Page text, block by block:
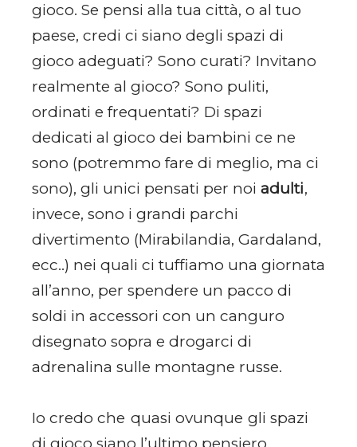
gioco. Se pensi alla tua città, o al tuo
paese, credi ci siano degli spazi di
gioco adeguati? Sono curati? Invitano
realmente al gioco? Sono puliti,
ordinati e frequentati? Di spazi
dedicati al gioco dei bambini ce ne
sono (potremmo fare di meglio, ma ci
sono), gli unici pensati per noi adulti,
invece, sono i grandi parchi
divertimento (Mirabilandia, Gardaland,
ecc..) nei quali ci tuffiamo una giornata
all’anno, per spendere un pacco di
soldi in accessori con un canguro
disegnato sopra e drogarci di
adrenalina sulle montagne russe.
Io credo che quasi ovunque gli spazi